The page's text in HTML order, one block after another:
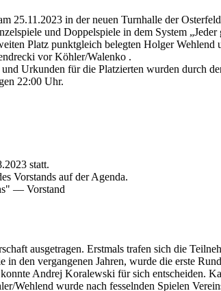
25.11.2023 in der neuen Turnhalle der
und Doppelspiele in dem System „Jeder
Platz punktgleich belegten Holger Wehlend
vor Köhler/Walenko .
Urkunden für die Platzierten wurden durch
22:00 Uhr.
statt.
Vorstands auf der Agenda.
–– Vorstand
ausgetragen. Erstmals trafen sich die
den vergangenen Jahren, wurde die erste
Andrej Koralewski für sich entscheiden.
Wehlend wurde nach fesselnden Spielen